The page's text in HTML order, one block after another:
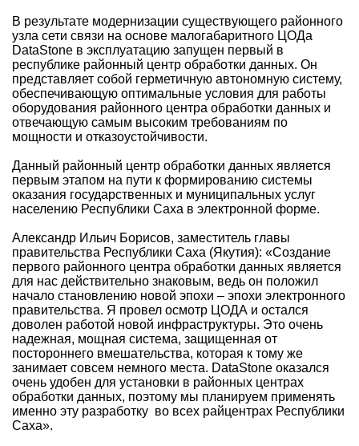
В результате модернизации существующего районного
узла сети связи на основе малогабаритного ЦОДа
DataStone в эксплуатацию запущен первый в
республике районный центр обработки данных. Он
представляет собой герметичную автономную систему,
обеспечивающую оптимальные условия для работы
оборудования районного центра обработки данных и
отвечающую самым высоким требованиям по
мощности и отказоустойчивости.
Данный районный центр обработки данных является
первым этапом на пути к формированию системы
оказания государственных и муниципальных услуг
населению Республики Саха в электронной форме.
Александр Ильич Борисов, заместитель главы
правительства Республики Саха (Якутия): «Создание
первого районного центра обработки данных является
для нас действительно знаковым, ведь он положил
начало становлению новой эпохи – эпохи электронного
правительства. Я провел осмотр ЦОДА и остался
доволен работой новой инфраструктуры. Это очень
надежная, мощная система, защищенная от
постороннего вмешательства, которая к тому же
занимает совсем немного места. DataStone оказался
очень удобен для установки в районных центрах
обработки данных, поэтому мы планируем применять
именно эту разработку во всех райцентрах Республики
Саха».